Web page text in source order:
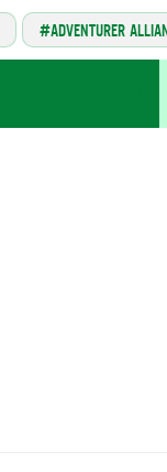
ADVENTURER